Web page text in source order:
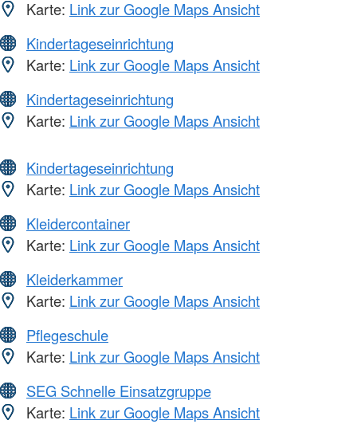
Karte: Link zur Google Maps Ansicht
Kindertageseinrichtung
Karte: Link zur Google Maps Ansicht
Kindertageseinrichtung
Karte: Link zur Google Maps Ansicht
Kindertageseinrichtung
Karte: Link zur Google Maps Ansicht
Kleidercontainer
Karte: Link zur Google Maps Ansicht
Kleiderkammer
Karte: Link zur Google Maps Ansicht
Pflegeschule
Karte: Link zur Google Maps Ansicht
SEG Schnelle Einsatzgruppe
Karte: Link zur Google Maps Ansicht